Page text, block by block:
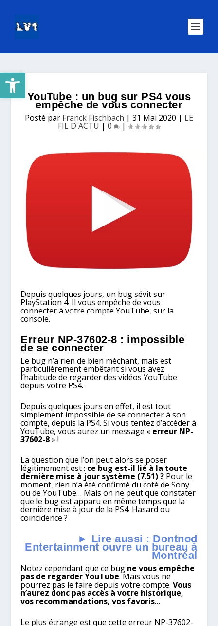
Ouvrir la barre d’outils
YouTube : un bug sur PS4 vous
empêche de vous connecter
Posté par Franck Fischbach | 31 Mai 2020 | LE
FIL D'ACTU | 0 |
Depuis quelques jours, un bug sévit sur
PlayStation 4. Il vous empêche de vous
connecter à votre compte YouTube, sur la
console.
Erreur NP-37602-8 : impossible
de se connecter
Le bug n’a rien de bien méchant, mais est
particulièrement embêtant si vous avez
l’habitude de regarder des vidéos YouTube
depuis votre PS4.
Depuis quelques jours en effet, il est tout
simplement impossible de se connecter à son
compte, depuis la PS4. Si vous tentez d’accéder à
YouTube, vous aurez un message « erreur NP-
37602-8» !
La question que l’on peut alors se poser
légitimement est : ce bug est-il lié à la toute
dernière mise à jour système (7.51) ? Pour le
moment, rien n’a été confirmé du coté de Sony
ou de YouTube… Mais on ne peut que constater
que le bug est apparu en même temps que la
dernière mise à jour de la PS4. Hasard ou
coïncidence ?
► Lire aussi : Dontnod
Entertainment ouvre un bureau à
Montréal
Notez cependant que ce bug ne vous empêche
pas de regarder YouTube. Mais vous ne
pourrez pas le faire depuis votre compte.Vous
n’aurez donc pas accès à votre historique,
vos recommandations, vos favoris…
Le plus étrange est que cette erreur NP-37602-